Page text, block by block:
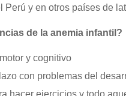
Perú y en otros países de
de la anemia infantil?
y cognitivo
con problemas del
hacer ejercicios y todo